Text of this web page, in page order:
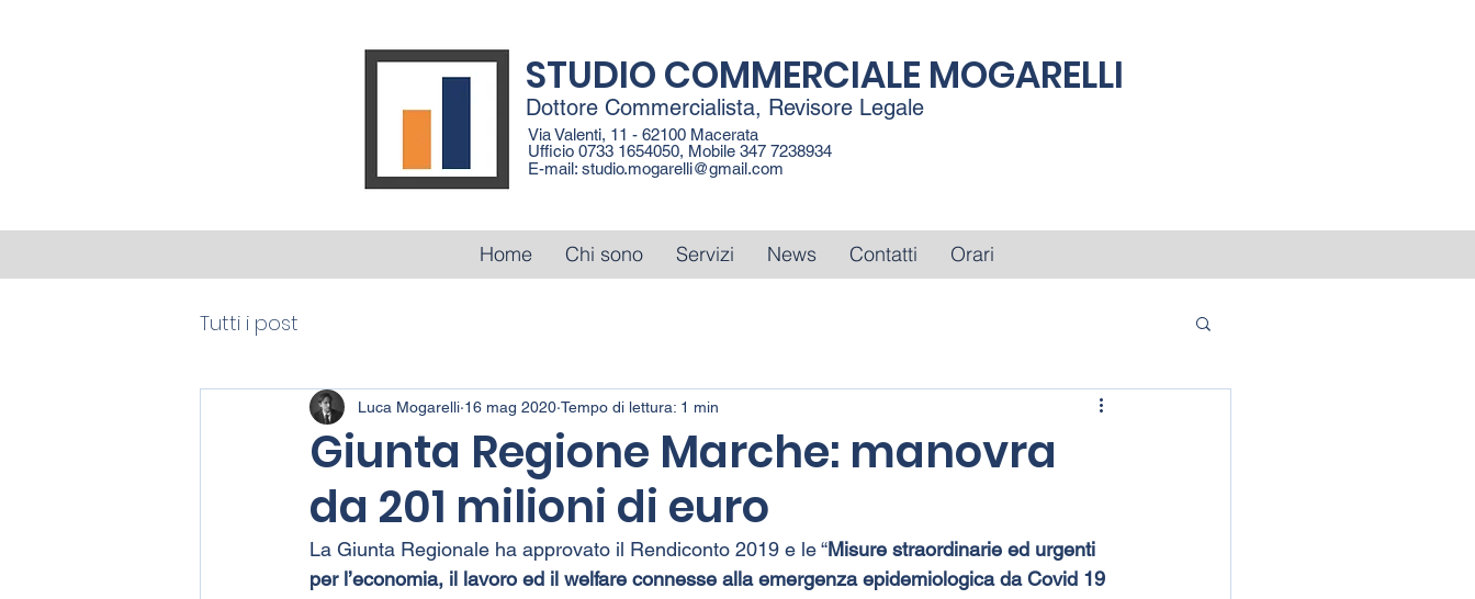
STUDIO COMMERCIALE MOGARELLI
Dottore Commercialista, Revisore Legale
Via Valenti, 11 - 62100 Macerata
Ufficio 0733 1654050, Mobile 347 7238934
E-mail: studio.mogarelli@gmail.com
Home Chi sono Servizi News Contatti Orari
Tutti i post
Giunta Regione Marche: manovra
da 201 milioni di euro
Luca Mogarelli 16 mag 2020 Tempo di lettura: 1 min
La Giunta Regionale ha approvato il Rendiconto 2019 e le “Misure straordinarie ed urgenti
per l’economia, il lavoro ed il welfare connesse alla emergenza epidemiologica da Covid 19